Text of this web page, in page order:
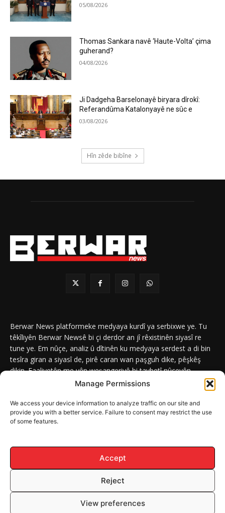
Manage Permissions
We access your device information to analyze traffic on our site and
provide you with a better service. Failure to consent may restrict the use
of some features.
Accept
Reject
View preferences
05/08/2026
Thomas Sankara navê ‘Haute-Volta’ çima
guherand?
04/08/2026
Ji Dadgeha Barselonayê biryara dîrokî:
Referandûma Katalonyayê ne sûc e
03/08/2026
Hîn zêde bibîne
Berwar News platformeke medyaya kurdî ya serbixwe ye. Tu
têkîliyên Berwar Newsê bi çi derdor an jî rêxistinên siyasî re
tune ye. Em nûçe, analiz û dîtinên ku medyaya serdest a di bin
tesîra giran a siyasî de, pirê caran wan paşguh dike, pêşkêş
dikin. Faaliyetên me yên weşangeriyê bi taybetî nûçeyên
navneteweyî yên qeyranên siyasî û civakî û yên têkîlî kurdan e.
© Mafê Telîfê 2026, Hemû mafên naveroka malperê BERWAR NEWS